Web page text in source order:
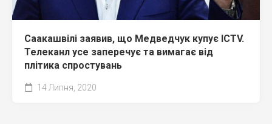
Саакашвілі заявив, що Медведчук купує ICTV.
Телеканл усе заперечує та вимагає від
плітика спростувань
14 Липня, 2020